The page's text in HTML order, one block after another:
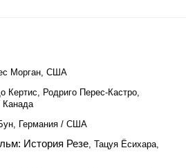
Морган, США
Кертис, Родриго Перес-Кастро,
Германия / США
История Резе, Тацуя Ёсихара,